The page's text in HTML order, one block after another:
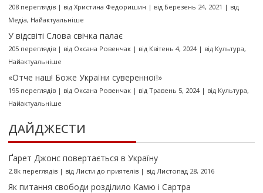
208 переглядів| від Христина Федоришин | від Березень 24, 2021 | від
Медіа, Найактуальніше
У відсвіті Слова свічка палає
205 переглядів| від Оксана Ровенчак| від Квітень 4, 2024| від Культура,
Найактуальніше
«Отче наш! Боже України суверенної!»
195 переглядів| від Оксана Ровенчак| від Травень 5, 2024| від Культура,
Найактуальніше
ДАЙДЖЕСТИ
Ґарет Джонс повертається в Україну
2.8k переглядів| від Листи до приятелів| від Листопад 28, 2016
Як питання свободи розділило Камю і Сартра